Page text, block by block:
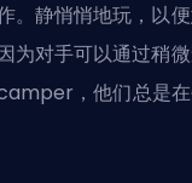
。静悄悄地玩，以
为对手可以通过稍
，他们总是